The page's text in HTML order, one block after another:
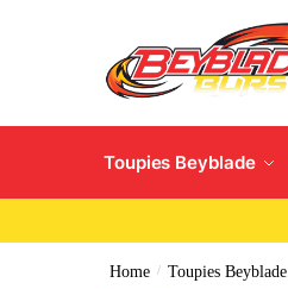
Toupies Beyblade
Home / Toupies Beyblade